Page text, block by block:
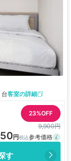
客室の詳細
23%OFF
9,900円
す